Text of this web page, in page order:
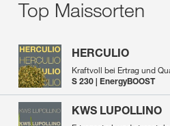
Top Maissorten
HERCULIO
Kraftvoll bei Ertrag und
S 230 | EnergyBOOST
KWS LUPOLLINO